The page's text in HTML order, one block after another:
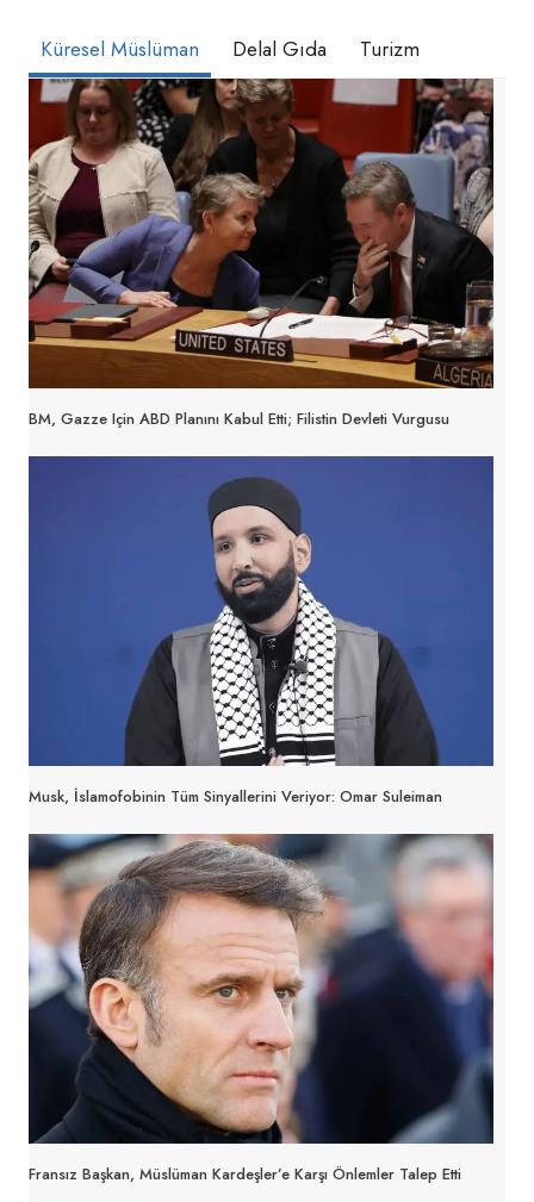
Küresel Müslüman Delal Gıda Turizm
BM, Gazze Için ABD Planını Kabul Etti; Filistin Devleti Vurgusu
Musk, İslamofobinin Tüm Sinyallerini Veriyor: Omar Suleiman
Fransız Başkan, Müslüman Kardeşler’e Karşı Önlemler Talep Etti